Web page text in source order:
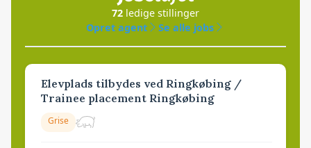
72 ledige stillinger
Opret agent
Se alle jobs
Elevplads tilbydes ved Ringkøbing /
Trainee placement Ringkøbing
Grise